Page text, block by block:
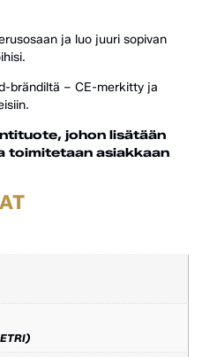
ja luo juuri sopivan
brändiltä – CE-merkitty ja
johon lisätään
toimitetaan asiakkaan